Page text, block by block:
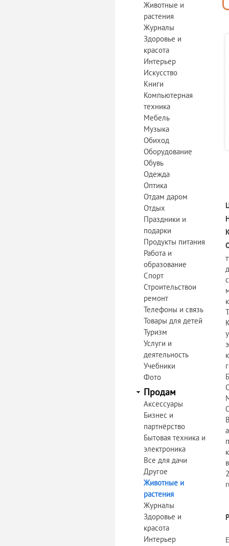
Животные и
растения
Журналы
Здоровье и
красота
Интерьер
Искусство
Книги
Компьютерная
техника
Мебель
Музыка
Обиход
Оборудование
Обувь
Одежда
Оптика
Отдам даром
Отдых
Праздники и
подарки
Продукты питания
Работа и
образование
Спорт
Строительствои
ремонт
Телефоны и связь
Товары для детей
Туризм
Услуги и
деятельность
Учебники
Фото
Продам
Аксессуары
Бизнес и
партнёрство
Бытовая техника и
электроника
Все для дачи
Другое
Животные и
растения
Журналы
Здоровье и
красота
Интерьер